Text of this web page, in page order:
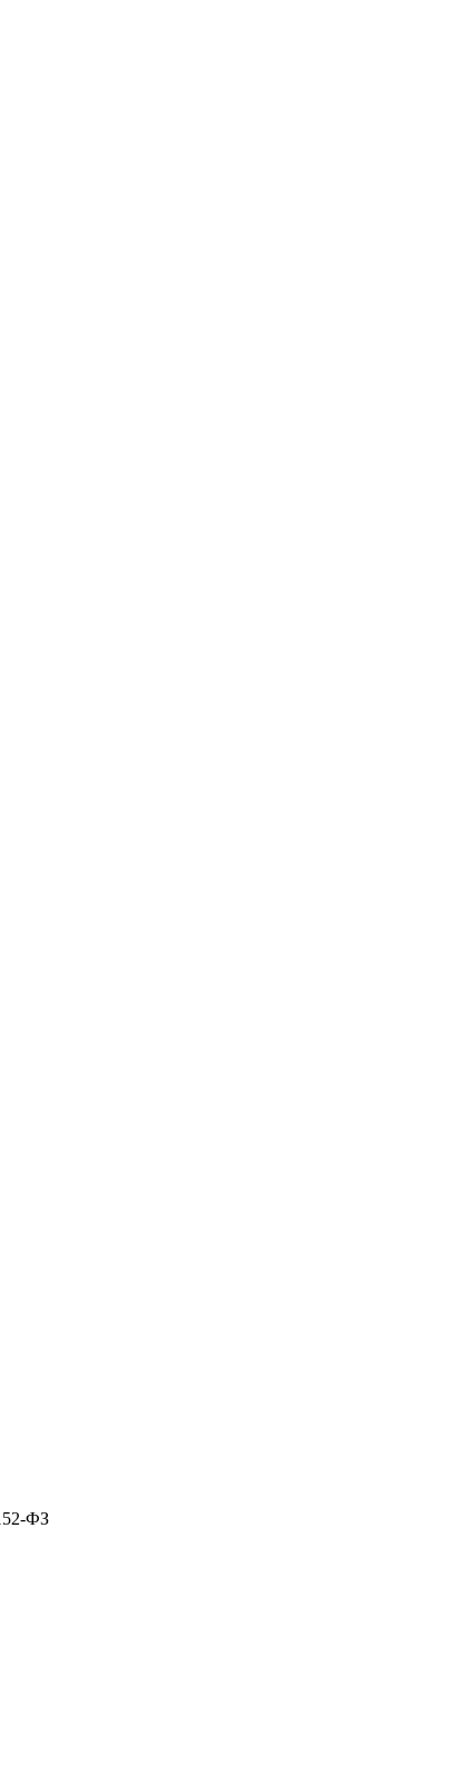
ФЗ